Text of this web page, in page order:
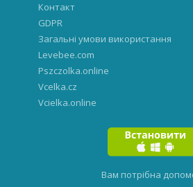
Контакт
GDPR
Загальні умови використання
Levebee.com
Pszczolka.online
Vcelka.cz
Vcielka.online
Вам потрібна